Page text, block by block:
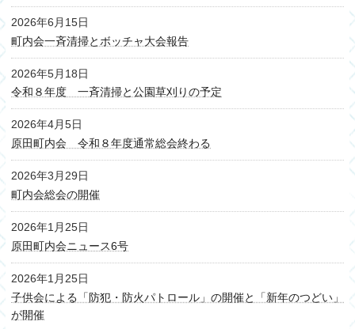
2026年6月15日
町内会一斉清掃とボッチャ大会報告
2026年5月18日
令和８年度 一斉清掃と公園草刈りの予定
2026年4月5日
原田町内会 令和８年度通常総会終わる
2026年3月29日
町内会総会の開催
2026年1月25日
原田町内会ニュース6号
2026年1月25日
子供会による「防犯・防火パトロール」の開催と「新年のつどい」
が開催